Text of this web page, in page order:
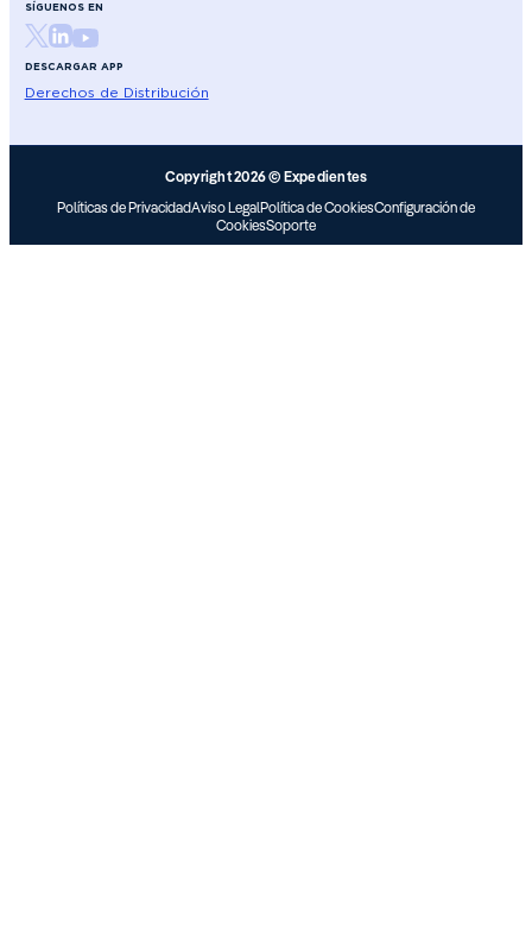
SÍGUENOS EN
DESCARGAR APP
Derechos de Distribución
Copyright 2026 © Expedientes
Políticas de PrivacidadAviso LegalPolítica de CookiesConfiguración de
CookiesSoporte